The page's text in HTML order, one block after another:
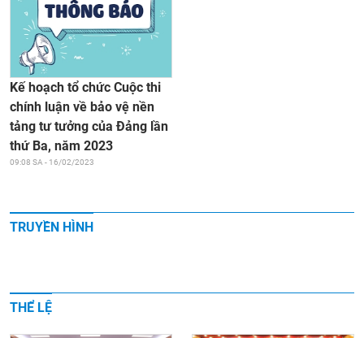
Kế hoạch tổ chức Cuộc thi
chính luận về bảo vệ nền
tảng tư tưởng của Đảng lần
thứ Ba, năm 2023
09:08 SA - 16/02/2023
TRUYỀN HÌNH
THỂ LỆ